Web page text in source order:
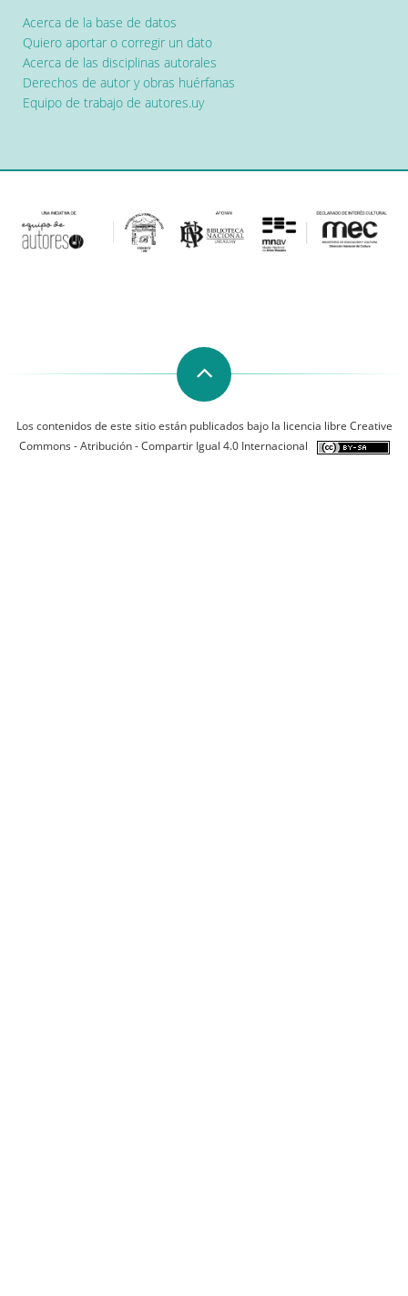
Acerca de la base de datos
Quiero aportar o corregir un dato
Acerca de las disciplinas autorales
Derechos de autor y obras huérfanas
Equipo de trabajo de autores.uy
Los contenidos de este sitio están publicados bajo la licencia libre Creative
Commons - Atribución - Compartir Igual 4.0 Internacional